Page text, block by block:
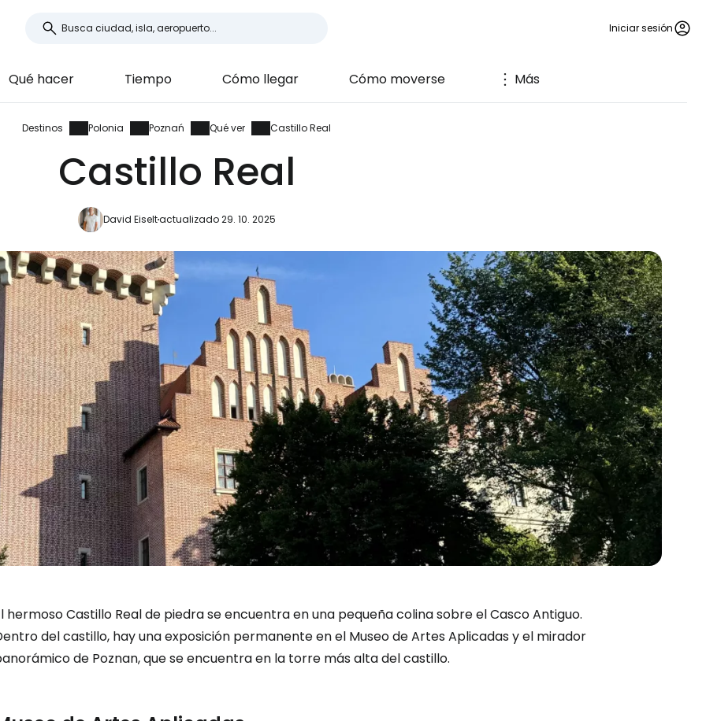
Iniciar sesión
Qué hacer Tiempo Cómo llegar Cómo moverse Más
Destinos Polonia Poznań Qué ver Castillo Real
Castillo Real
David Eiseltactualizado 29. 10. 2025
hermoso Castillo Real de piedra se encuentra en una pequeña colina sobre el Casco Antiguo.
del castillo, hay una exposición permanente en el Museo de Artes Aplicadas y el mirador
de Poznan, que se encuentra en la torre más alta del castillo.